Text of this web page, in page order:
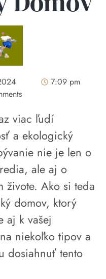
7:09 pm
viac ľudí
a ekologický
nie je len o
ale aj o
živote. Ako si teda
domov, ktorý
aj k vašej
niekoľko tipov a
dosiahnuť tento